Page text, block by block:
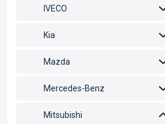
IVECO
Kia
Mazda
Mercedes-Benz
Mitsubishi